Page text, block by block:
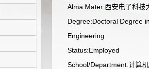
Alma Mater:西安电子科技
Degree:Doctoral Degree in
Engineering
Status:Employed
School/Department:计算